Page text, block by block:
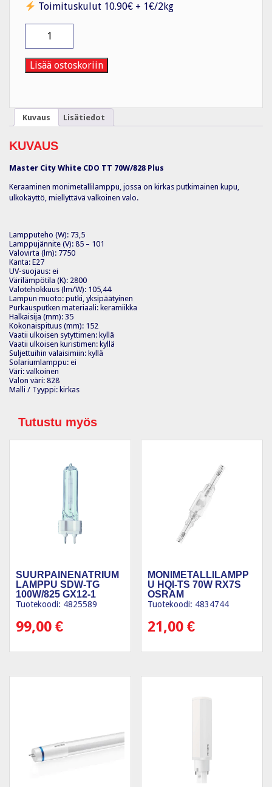
Toimituskulut 10.90€ + 1€/2kg
70W/828
E27
Philips
määrä
Lisää ostoskoriin
Kuvaus Lisätiedot
KUVAUS
Master City White CDO TT 70W/828 Plus
Keraaminen monimetallilamppu, jossa on kirkas putkimainen kupu,
ulkokäyttö, miellyttävä valkoinen valo.
Lampputeho (W): 73,5
Lamppujännite (V): 85 – 101
Valovirta (lm): 7750
Kanta: E27
UV-suojaus: ei
Värilämpötila (K): 2800
Valotehokkuus (lm/W): 105,44
Lampun muoto: putki, yksipäätyinen
Purkausputken materiaali: keramiikka
Halkaisija (mm): 35
Kokonaispituus (mm): 152
Vaatii ulkoisen sytyttimen: kyllä
Vaatii ulkoisen kuristimen: kyllä
Suljettuihin valaisimiin: kyllä
Solariumlamppu: ei
Väri: valkoinen
Valon väri: 828
Malli / Tyyppi: kirkas
Tutustu myös
SUURPAINENATRIUM
LAMPPU SDW-TG
100W/825 GX12-1
Tuotekoodi: 4825589
99,00 €
MONIMETALLILAMPP
U HQI-TS 70W RX7S
OSRAM
Tuotekoodi: 4834744
21,00€